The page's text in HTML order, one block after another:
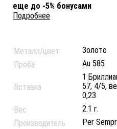
еще до -5% бонусами
Подробнее
Металл/цвет
Золото
Проба
Au 585
Вставка
1
57, 4/5,
0,23
Вес
2.1 г.
Производитель
Per